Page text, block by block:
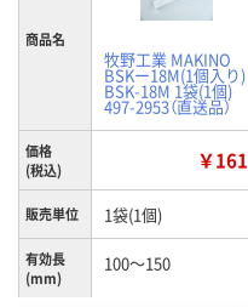
商品名
牧野工業 MAKINO
BSKー18M(1個入り)
BSK-18M 1袋(1個)
497-2953（直送品）
価格
(税込)
￥161
販売単位 1袋(1個)
有効長
(mm)
100～150